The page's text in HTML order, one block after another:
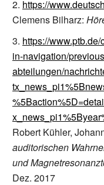
https://
Clemens Bilharz:
https://
in-navigation/
abteilungen/
Robert Kühler,
auditorischen
und
Dez. 2017